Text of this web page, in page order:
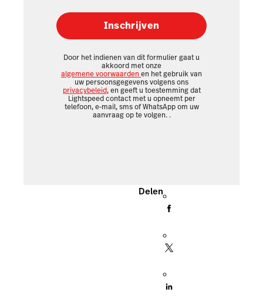
Inschrijven
Door het indienen van dit formulier gaat u
akkoord met onze
algemene voorwaardenen het gebruik van
uw persoonsgegevens volgens ons
privacybeleid, en geeft u toestemming dat
Lightspeed contact met u opneemt per
telefoon, e-mail, sms of WhatsApp om uw
aanvraag op te volgen. .
Delen